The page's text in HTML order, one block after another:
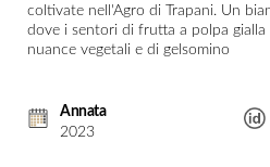
coltivate nell'Agro di Trapani. Un
dove i sentori di frutta a polpa
nuance vegetali e di gelsomino
Annata
2023